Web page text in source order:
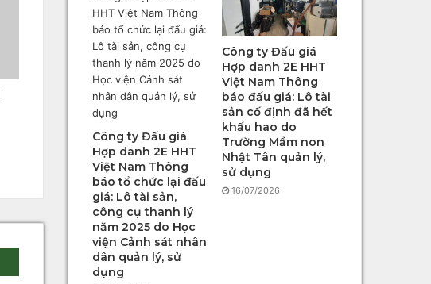
Công ty Đấu giá
Hợp danh 2E HHT
Việt Nam Thông
báo tổ chức lại đấu
giá: Lô tài sản,
công cụ thanh lý
năm 2025 do Học
viện Cảnh sát nhân
dân quản lý, sử
dụng
Công ty Đấu giá
Hợp danh 2E HHT
Việt Nam Thông
báo đấu giá: Lô tài
sản cố định đã hết
khấu hao do
Trường Mầm non
Nhật Tân quản lý,
sử dụng
16/07/2026